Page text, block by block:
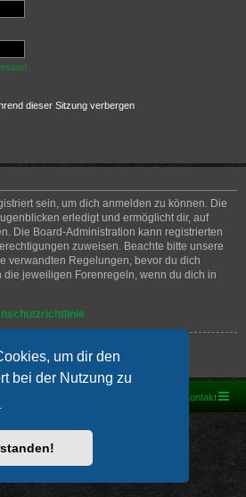
um dir den
bei der Nutzung zu
dieser Sitzung verbergen
sein, um dich anmelden zu können. Die
erledigt und ermöglicht dir, auf
Die Board-Administration kann registrierten
zuweisen. Beachte bitte unsere
verwandten Regelungen, bevor du dich
die jeweiligen Forenregeln, wenn du dich in
Kontakt